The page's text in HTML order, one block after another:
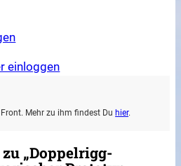
einloggen
Mehr zu ihm findest Du hier.
„Doppelrigg-